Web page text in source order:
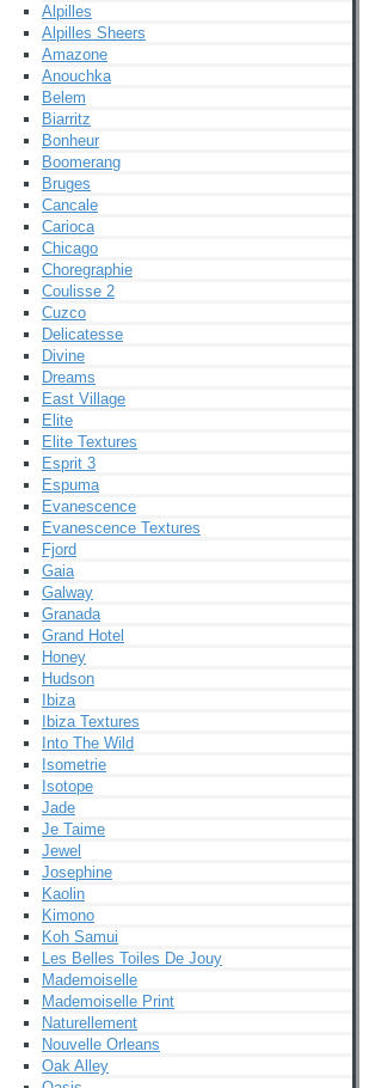
Alpilles
Alpilles Sheers
Amazone
Anouchka
Belem
Biarritz
Bonheur
Boomerang
Bruges
Cancale
Carioca
Chicago
Choregraphie
Coulisse 2
Cuzco
Delicatesse
Divine
Dreams
East Village
Elite
Elite Textures
Esprit 3
Espuma
Evanescence
Evanescence Textures
Fjord
Gaia
Galway
Granada
Grand Hotel
Honey
Hudson
Ibiza
Ibiza Textures
Into The Wild
Isometrie
Isotope
Jade
Je Taime
Jewel
Josephine
Kaolin
Kimono
Koh Samui
Les Belles Toiles De Jouy
Mademoiselle
Mademoiselle Print
Naturellement
Nouvelle Orleans
Oak Alley